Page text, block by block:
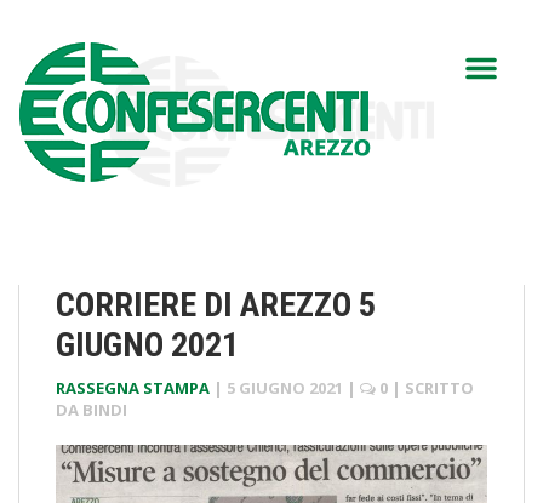
CORRIERE DI AREZZO 5
GIUGNO 2021
RASSEGNA STAMPA | 5 GIUGNO 2021 | 0 | SCRITTO
DA BINDI